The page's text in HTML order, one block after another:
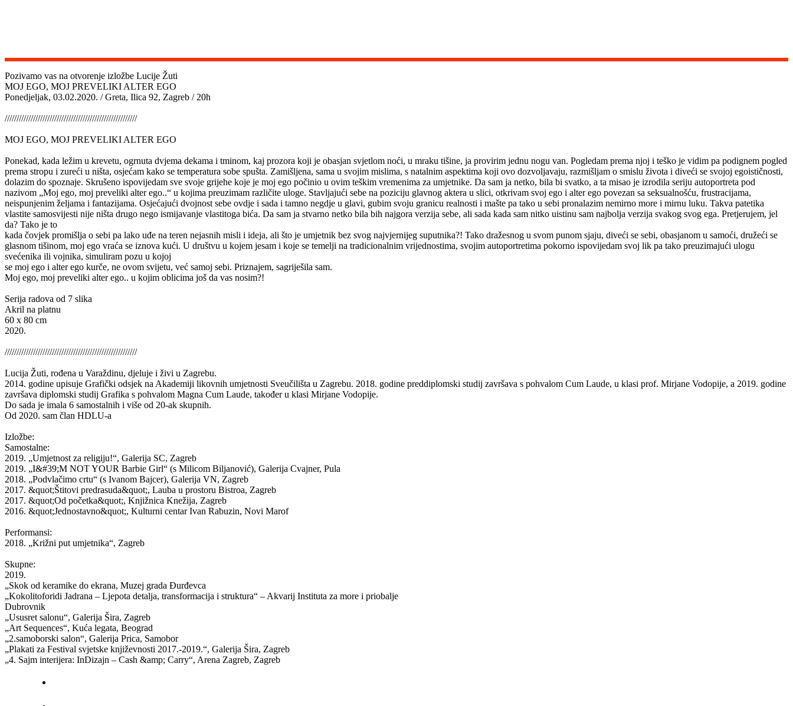
Pozivamo vas na otvorenje izložbe Lucije Žuti
MOJ EGO, MOJ PREVELIKI ALTER EGO
Ponedjeljak, 03.02.2020. / Greta, Ilica 92, Zagreb / 20h
////////////////////////////////////////////////////////
MOJ EGO, MOJ PREVELIKI ALTER EGO
Ponekad, kada ležim u krevetu, ogrnuta dvjema dekama i tminom, kaj prozora koji je obasjan svjetlom noći, u mraku tišine, ja provirim jednu nogu van. Pogledam prema njoj i teško je vidim pa podignem pogled
prema stropu i zureći u ništa, osjećam kako se temperatura sobe spušta. Zamišljena, sama u svojim mislima, s natalnim aspektima koji ovo dozvoljavaju, razmišljam o smislu života i diveći se svojoj egoističnosti,
dolazim do spoznaje. Skrušeno ispovijedam sve svoje grijehe koje je moj ego počinio u ovim teškim vremenima za umjetnike. Da sam ja netko, bila bi svatko, a ta misao je izrodila seriju autoportreta pod
nazivom „Moj ego, moj preveliki alter ego..“ u kojima preuzimam različite uloge. Stavljajući sebe na poziciju glavnog aktera u slici, otkrivam svoj ego i alter ego povezan sa seksualnošću, frustracijama,
neispunjenim željama i fantazijama. Osjećajući dvojnost sebe ovdje i sada i tamno negdje u glavi, gubim svoju granicu realnosti i mašte pa tako u sebi pronalazim nemirno more i mirnu luku. Takva patetika
vlastite samosvijesti nije ništa drugo nego ismijavanje vlastitoga bića. Da sam ja stvarno netko bila bih najgora verzija sebe, ali sada kada sam nitko uistinu sam najbolja verzija svakog svog ega. Pretjerujem, jel
da? Tako je to
kada čovjek promišlja o sebi pa lako uđe na teren nejasnih misli i ideja, ali što je umjetnik bez svog najvjernijeg suputnika?! Tako dražesnog u svom punom sjaju, diveći se sebi, obasjanom u samoći, družeći se
glasnom tišinom, moj ego vraća se iznova kući. U društvu u kojem jesam i koje se temelji na tradicionalnim vrijednostima, svojim autoportretima pokorno ispovijedam svoj lik pa tako preuzimajući ulogu
svećenika ili vojnika, simuliram pozu u kojoj
se moj ego i alter ego kurče, ne ovom svijetu, već samoj sebi. Priznajem, sagriješila sam.
Moj ego, moj preveliki alter ego.. u kojim oblicima još da vas nosim?!
Serija radova od 7 slika
Akril na platnu
60 x 80 cm
2020.
////////////////////////////////////////////////////////
Lucija Žuti, rođena u Varaždinu, djeluje i živi u Zagrebu.
2014. godine upisuje Grafički odsjek na Akademiji likovnih umjetnosti Sveučilišta u Zagrebu. 2018. godine preddiplomski studij završava s pohvalom Cum Laude, u klasi prof. Mirjane Vodopije, a 2019. godine
završava diplomski studij Grafika s pohvalom Magna Cum Laude, također u klasi Mirjane Vodopije.
Do sada je imala 6 samostalnih i više od 20-ak skupnih.
Od 2020. sam član HDLU-a
Izložbe:
Samostalne:
2019. „Umjetnost za religiju!“, Galerija SC, Zagreb
2019. „I&#39;M NOT YOUR Barbie Girl“ (s Milicom Biljanović), Galerija Cvajner, Pula
2018. „Podvlačimo crtu“ (s Ivanom Bajcer), Galerija VN, Zagreb
2017. &quot;Štitovi predrasuda&quot;, Lauba u prostoru Bistroa, Zagreb
2017. &quot;Od početka&quot;, Knjižnica Knežija, Zagreb
2016. &quot;Jednostavno&quot;, Kulturni centar Ivan Rabuzin, Novi Marof
Performansi:
2018. „Križni put umjetnika“, Zagreb
Skupne:
2019.
„Skok od keramike do ekrana, Muzej grada Đurđevca
„Kokolitoforidi Jadrana – Ljepota detalja, transformacija i struktura“ – Akvarij Instituta za more i priobalje
Dubrovnik
„Ususret salonu“, Galerija Šira, Zagreb
„Art Sequences“, Kuća legata, Beograd
„2.samoborski salon“, Galerija Prica, Samobor
„Plakati za Festival svjetske književnosti 2017.-2019.“, Galerija Šira, Zagreb
„4. Sajm interijera: InDizajn – Cash &amp; Carry“, Arena Zagreb, Zagreb